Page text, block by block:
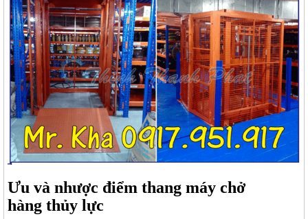
Ưu và nhược điểm thang máy chở
hàng thủy lực